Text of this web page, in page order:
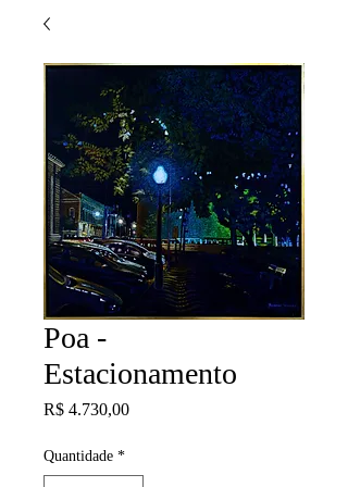
Poa -
Estacionamento
R$ 4.730,00Preço
Quantidade *